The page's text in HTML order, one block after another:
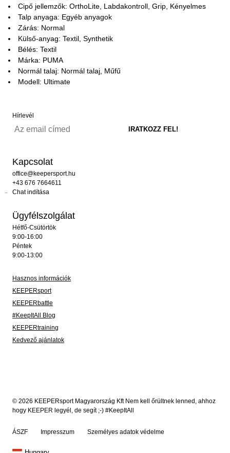
Cipő jellemzők: OrthoLite, Labdakontroll, Grip, Kényelmes
Talp anyaga: Egyéb anyagok
Zárás: Normal
Külső-anyag: Textil, Synthetik
Bélés: Textil
Márka: PUMA
Normál talaj: Normál talaj, Műfű
Modell: Ultimate
Hírlevél
Kapcsolat
office@keepersport.hu
+43 676 7664611
Chat indítása
Ügyfélszolgálat
Hétfő-Csütörtök
9:00-16:00
Péntek
9:00-13:00
Hasznos információk
KEEPERsport
KEEPERbattle
#KeepItAll Blog
KEEPERtraining
Kedvező ajánlatok
© 2026 KEEPERsport Magyarország Kft Nem kell őrültnek lenned, ahhoz
hogy KEEPER legyél, de segít ;-) #KeepItAll
ÁSZF Impresszum Személyes adatok védelme